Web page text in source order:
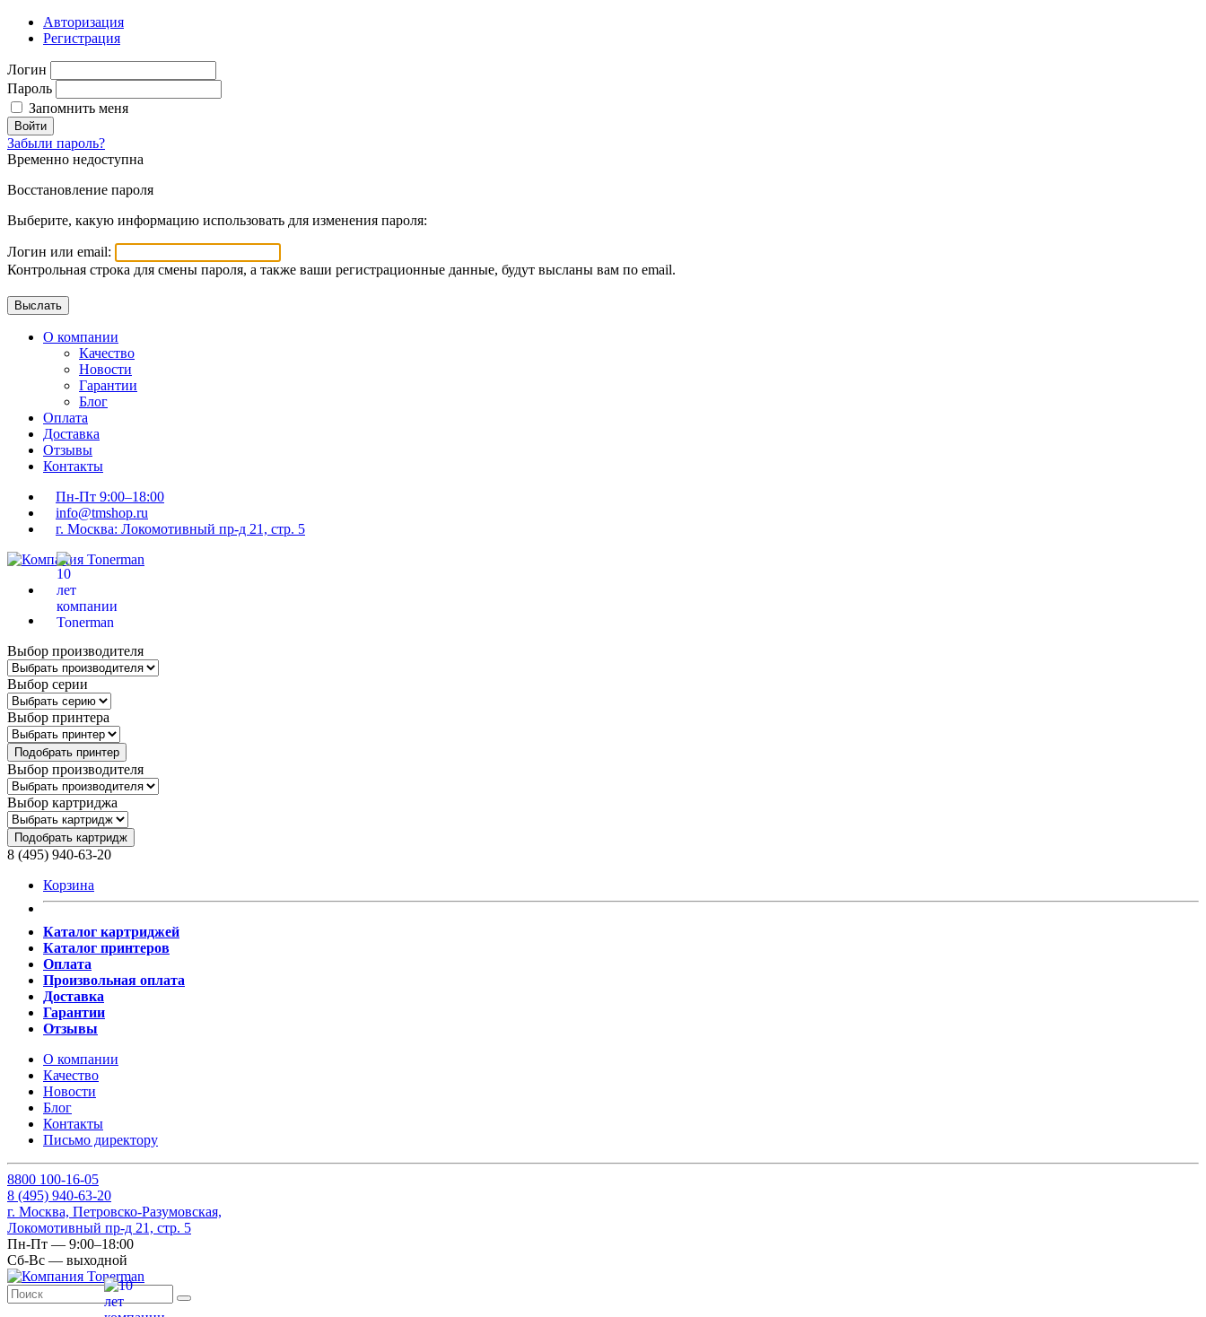
Авторизация
Регистрация
Логин
Пароль
Запомнить меня
Войти
Забыли пароль?
Временно недоступна
Восстановление пароля
Выберите, какую информацию использовать для изменения пароля:
Логин или email:
Контрольная строка для смены пароля, а также ваши регистрационные данные, будут высланы вам по email.
О компании
Качество
Новости
Гарантии
Блог
Оплата
Доставка
Отзывы
Контакты
Пн-Пт 9:00–18:00
info@tmshop.ru
г. Москва: Локомотивный пр-д 21, стр. 5
Выбор производителя
Выбор серии
Выбор принтера
Подобрать принтер
Выбор производителя
Выбор картриджа
Подобрать картридж
8 (495) 940-63-20
Корзина
Каталог картриджей
Каталог принтеров
Оплата
Произвольная оплата
Доставка
Гарантии
Отзывы
О компании
Качество
Новости
Блог
Контакты
Письмо директору
8800 100-16-05
8 (495) 940-63-20
г. Москва, Петровско-Разумовская,
Локомотивный пр-д 21, стр. 5
Пн-Пт — 9:00–18:00
Сб-Вс — выходной